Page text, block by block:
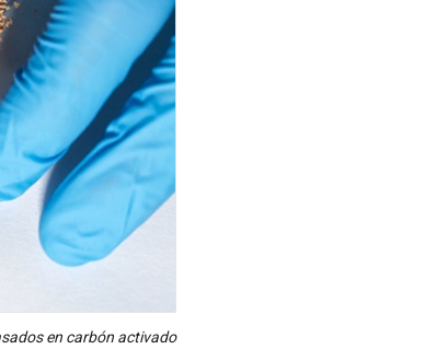
en carbón activado